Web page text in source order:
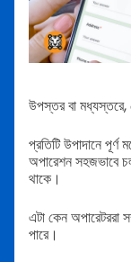
উপস্তর বা মধ্যস্তরে,
প্রতিটি উপাদানে পূর্ণ
অপারেশন সহজভাবে
থাকে।
এটা কেন
পারে।